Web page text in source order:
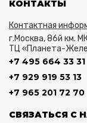
КОНТАКТЫ
Контактная
г.Москва, 86й км.
ТЦ «Планета-
+7 495 664 33 31
+7 929 919 53 13
+7 965 201 72 70
СВЯЗАТЬСЯ С